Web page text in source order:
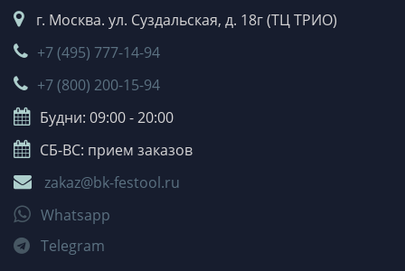
г. Москва. ул. Суздальская, д. 18г (ТЦ ТРИО)
+7 (495) 777-14-94
+7 (800) 200-15-94
Будни: 09:00 - 20:00
СБ-ВС: прием заказов
zakaz@bk-festool.ru
Whatsapp
Telegram